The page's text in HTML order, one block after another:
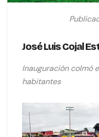
José Luis Cojal
Inauguración colmó
habitantes